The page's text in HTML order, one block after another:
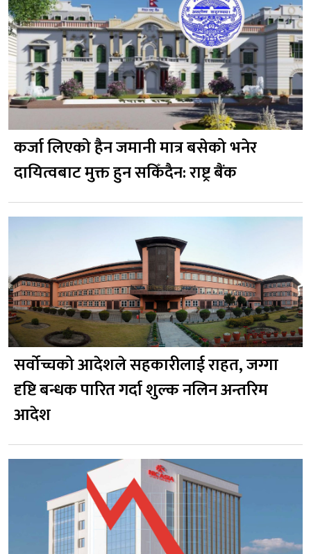
कर्जा लिएको हैन जमानी मात्र बसेको भनेर
दायित्वबाट मुक्त हुन सकिँदैन: राष्ट्र बैंक
सर्वोच्चको आदेशले सहकारीलाई राहत, जग्गा
दृष्टि बन्धक पारित गर्दा शुल्क नलिन अन्तरिम
आदेश